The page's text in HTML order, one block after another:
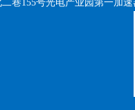
巷155号光电产业园第一加